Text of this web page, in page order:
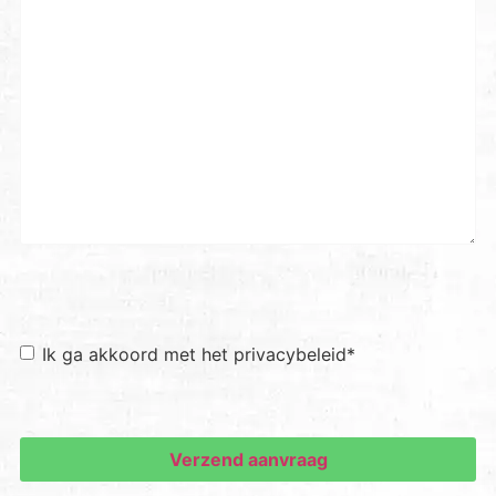
Toestemming*
Ik ga akkoord met het privacybeleid*